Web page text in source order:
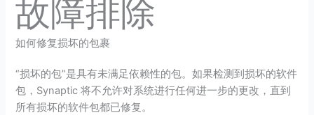
故障排除
如何修复损坏的包裹
“损坏的包”是具有未满足依赖性的包。如果检测到损坏的软件
包，Synaptic 将不允许对系统进行任何进一步的更改，直到
所有损坏的软件包都已修复。